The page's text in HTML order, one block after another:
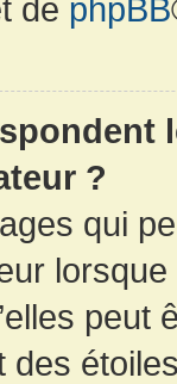
de phpBB
?
qui
des